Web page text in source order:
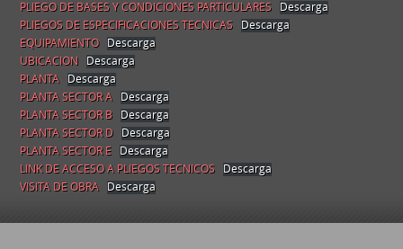
PLIEGO DE BASES Y CONDICIONES PARTICULARES
Descarga
PLIEGOS DE ESPECIFICACIONES TECNICAS
Descarga
EQUIPAMIENTO
Descarga
UBICACION
Descarga
PLANTA
Descarga
PLANTA SECTOR A
Descarga
PLANTA SECTOR B
Descarga
PLANTA SECTOR D
Descarga
PLANTA SECTOR E
Descarga
LINK DE ACCESO A PLIEGOS TECNICOS
Descarga
VISITA DE OBRA
Descarga